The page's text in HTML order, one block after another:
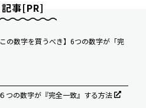
事[PR]
の数字を買うべき】6つの数字が「完
つの数字が『完全一致』する方法